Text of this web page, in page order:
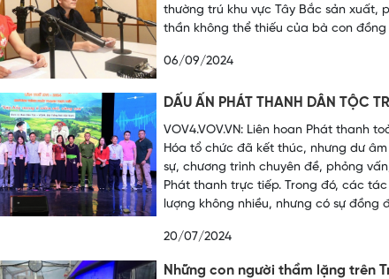
thường trú khu vực Tây Bắc sản xuất,
thần không thể thiếu của bà con đồng
06/09/2024
DẤU ẤN PHÁT THANH DÂN TỘC
VOV4.VOV.VN: Liên hoan Phát thanh
Hóa tổ chức đã kết thúc, nhưng dư
sự, chương trình chuyên đề, phỏng
Phát thanh trực tiếp. Trong đó, các
lượng không nhiều, nhưng có sự đồng
20/07/2024
Những con người thầm lặng trên